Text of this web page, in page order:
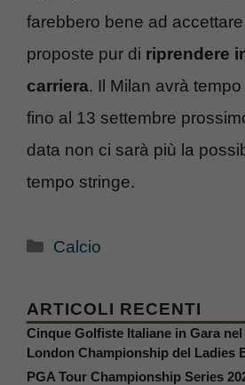
farebbero bene ad
proposte pur di riprendere
carriera. Il Milan avrà
fino al 13 settembre
data non ci sarà più la
tempo stringe.
Categorie
Calcio
ARTICOLI RECENTI
Cinque Golfiste Italiane in Gara
London Championship del Ladies
PGA Tour Championship Series